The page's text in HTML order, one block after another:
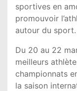
sportives en
promouvoir
autour du sport.
Du 20 au 22
meilleurs
championnats
la saison